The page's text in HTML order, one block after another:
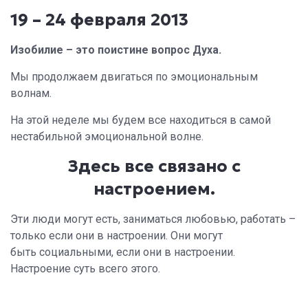
19 – 24 февраля 2013
Изобилие – это поистине вопрос Духа.
Мы продолжаем двигаться по эмоциональным
волнам.
На этой неделе мы будем все находиться в самой
нестабильной эмоциональной волне.
Здесь все связано с
настроением.
Эти люди могут есть, заниматься любовью, работать –
только если они в настроении. Они могут
быть социальными, если они в настроении.
Настроение суть всего этого.